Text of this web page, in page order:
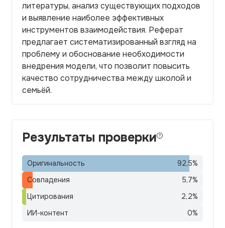
литературы, анализ существующих подходов
и выявление наиболее эффективных
инструментов взаимодействия. Реферат
предлагает систематизированный взгляд на
проблему и обоснование необходимости
внедрения модели, что позволит повысить
качество сотрудничества между школой и
семьёй.
Результаты проверки
Оригинальность 92,5%
Совпадения
5,7%
Цитирования
2,2%
ИИ-контент
0%